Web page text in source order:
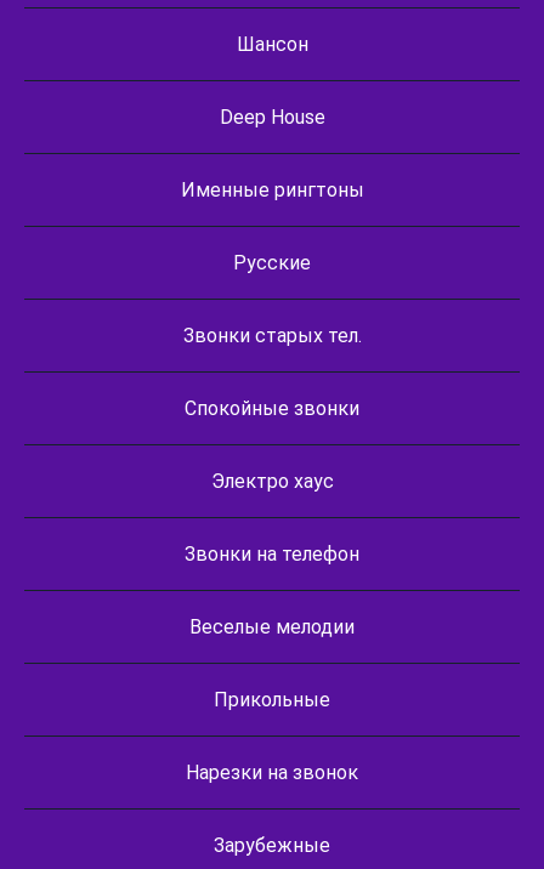
Шансон
Deep House
Именные рингтоны
Русские
Звонки старых тел.
Спокойные звонки
Электро хаус
Звонки на телефон
Веселые мелодии
Прикольные
Нарезки на звонок
Зарубежные